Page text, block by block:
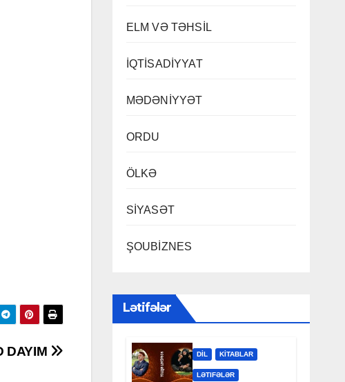
ELM VƏ TƏHSİL
İQTİSADİYYAT
MƏDƏNİYYƏT
ORDU
ÖLKƏ
SİYASƏT
ŞOUBİZNES
Lətifələr
DİL KİTABLAR
LƏTIFƏLƏR